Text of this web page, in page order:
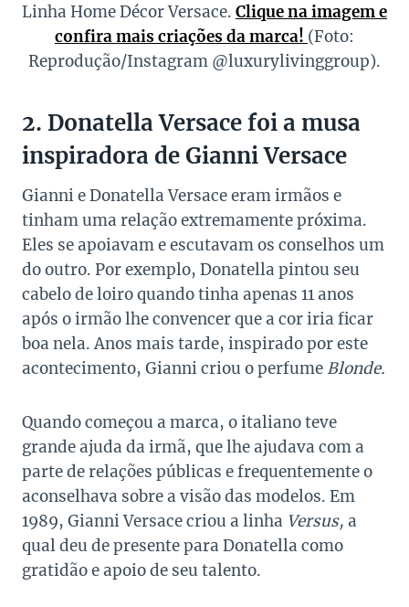
Linha Home Décor Versace. Clique na imagem e
confira mais criações da marca! (Foto:
Reprodução/Instagram @luxurylivinggroup).
2. Donatella Versace foi a musa
inspiradora de Gianni Versace
Gianni e Donatella Versace eram irmãos e
tinham uma relação extremamente próxima.
Eles se apoiavam e escutavam os conselhos um
do outro. Por exemplo, Donatella pintou seu
cabelo de loiro quando tinha apenas 11 anos
após o irmão lhe convencer que a cor iria ficar
boa nela. Anos mais tarde, inspirado por este
acontecimento, Gianni criou o perfume Blonde.
Quando começou a marca, o italiano teve
grande ajuda da irmã, que lhe ajudava com a
parte de relações públicas e frequentemente o
aconselhava sobre a visão das modelos. Em
1989, Gianni Versace criou a linha Versus, a
qual deu de presente para Donatella como
gratidão e apoio de seu talento.